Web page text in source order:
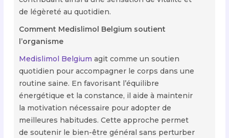
de légèreté au quotidien.
Comment Medislimol Belgium soutient
l’organisme
Medislimol Belgium agit comme un soutien
quotidien pour accompagner le corps dans une
routine saine. En favorisant l’équilibre
énergétique et la constance, il aide à maintenir
la motivation nécessaire pour adopter de
meilleures habitudes. Cette approche permet
de soutenir le bien-être général sans perturber